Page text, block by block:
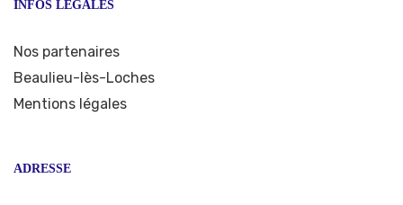
INFOS LÉGALES
Nos partenaires
Beaulieu-lès-Loches
Mentions légales
ADRESSE